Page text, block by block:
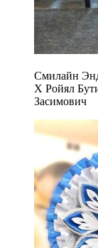
Смилайн
Х Ройял
Засимович